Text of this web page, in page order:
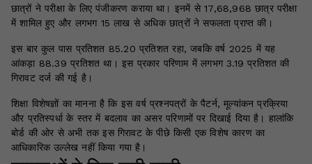
छात्रों ने परीक्षा के लिए पंजीकरण कराया था। इनमें से 17,68,968 छात्र परीक्षा
में शामिल हुए और लगभग 15 लाख से अधिक छात्रों ने सफलता प्राप्त की।
इस बार कुल पास प्रतिशत 85.20 प्रतिशत रहा, जबकि वर्ष 2025 में यह
आंकड़ा 88.39 प्रतिशत था। इस प्रकार परिणाम में लगभग 3.19 प्रतिशत की
गिरावट दर्ज की गई है।
शिक्षा विशेषज्ञों का मानना है कि इस वर्ष प्रश्नपत्रों के पैटर्न, मूल्यांकन प्रक्रिया
और प्रतिस्पर्धा के स्तर में बदलाव का असर परिणामों पर दिखाई दिया है। हालांकि
बोर्ड की ओर से अभी तक इस गिरावट के पीछे किसी एक विशेष कारण का
आधिकारिक उल्लेख नहीं किया गया है।